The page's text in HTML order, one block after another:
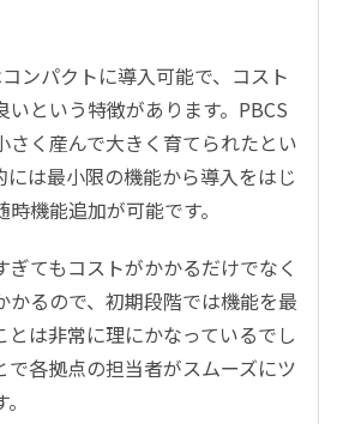
ンパクトに導入可能で、コスト
いという特徴があります。PBCS
さく産んで大きく育てられたとい
には最小限の機能から導入をはじ
機能追加が可能です。
ぎてもコストがかかるだけでなく
かるので、初期段階では機能を最
とは非常に理にかなっているでし
で各拠点の担当者がスムーズにツ